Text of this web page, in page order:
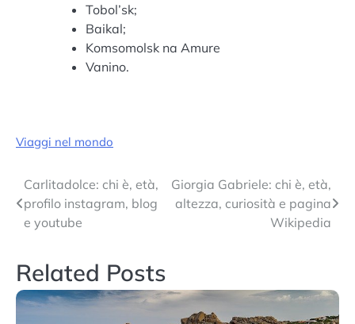
Tobol’sk;
Baikal;
Komsomolsk na Amure
Vanino.
Viaggi nel mondo
Navigazione
articoli
Carlitadolce: chi è, età,
profilo instagram, blog
e youtube
Giorgia Gabriele: chi è, età,
altezza, curiosità e pagina
Wikipedia
Related Posts